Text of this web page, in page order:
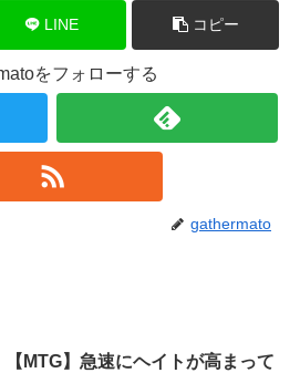
LINE コピー
をフォローする
gathermato
【MTG】急速にヘイトが高まって